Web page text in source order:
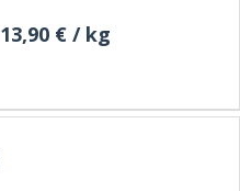
13,90 € / kg